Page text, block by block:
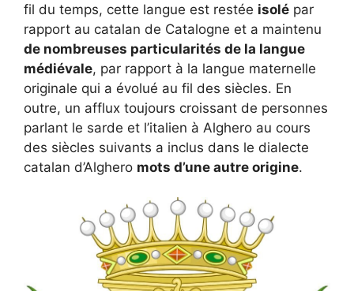
fil du temps, cette langue est restée isolé par
rapport au catalan de Catalogne et a maintenu
de nombreuses particularités de la langue
médiévale, par rapport à la langue maternelle
originale qui a évolué au fil des siècles. En
outre, un afflux toujours croissant de personnes
parlant le sarde et l’italien à Alghero au cours
des siècles suivants a inclus dans le dialecte
catalan d’Alghero mots d’une autre origine.